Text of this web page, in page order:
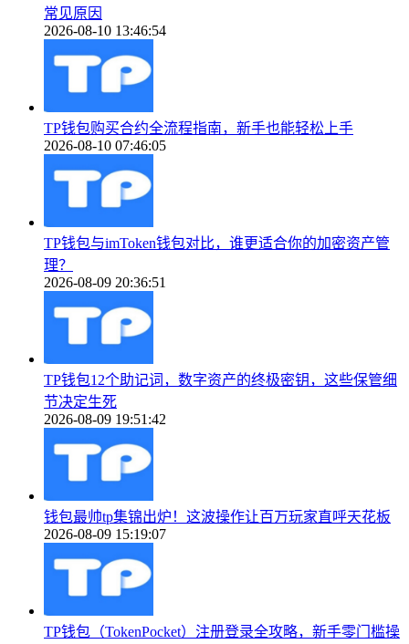
常见原因
2026-08-10 13:46:54
TP钱包购买合约全流程指南，新手也能轻松上手
2026-08-10 07:46:05
TP钱包与imToken钱包对比，谁更适合你的加密资产管
理？
2026-08-09 20:36:51
TP钱包12个助记词，数字资产的终极密钥，这些保管细
节决定生死
2026-08-09 19:51:42
钱包最帅tp集锦出炉！这波操作让百万玩家直呼天花板
2026-08-09 15:19:07
TP钱包（TokenPocket）注册登录全攻略，新手零门槛操